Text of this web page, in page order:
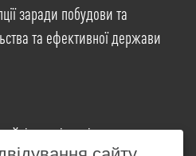
заради побудови та
та ефективної держави
розміщені на умовах
Attribution-NonCommercial-